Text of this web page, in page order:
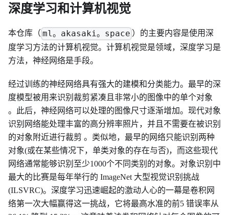
深度学习和计算机视觉
本仓库（ ml。akasaki。space ）的主要内容是使用深
度学习方法的计算机视觉。计算机视觉是领域，深度学习是
方法，神经网络是手段。
经过训练的神经网络具有强大的建模和分类能力。最早的深
度模型被用来识别裁剪紧凑且非常小的图像中的单个对象
。此后，神经网络可以处理的图像尺寸逐渐增加。现代对象
识别网络能处理丰富的高分辨率照片，并且不需要在被识别
的对象附近进行裁剪 。类似地，最早的网络只能识别两种
对象(或在某些情况下，单类对象的存在与否)，而这些现代
网络通常能够识别至少1000个不同类别的对象。对象识别中
最大的比赛是每年举行的 ImageNet 大型视觉识别挑战
(ILSVRC)。深度学习迅速崛起的激动人心的一幕是卷积网
络第一次大幅赢得这一挑战，它将最高水准的前5 错误率从